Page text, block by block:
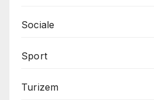
Sociale
Sport
Turizem